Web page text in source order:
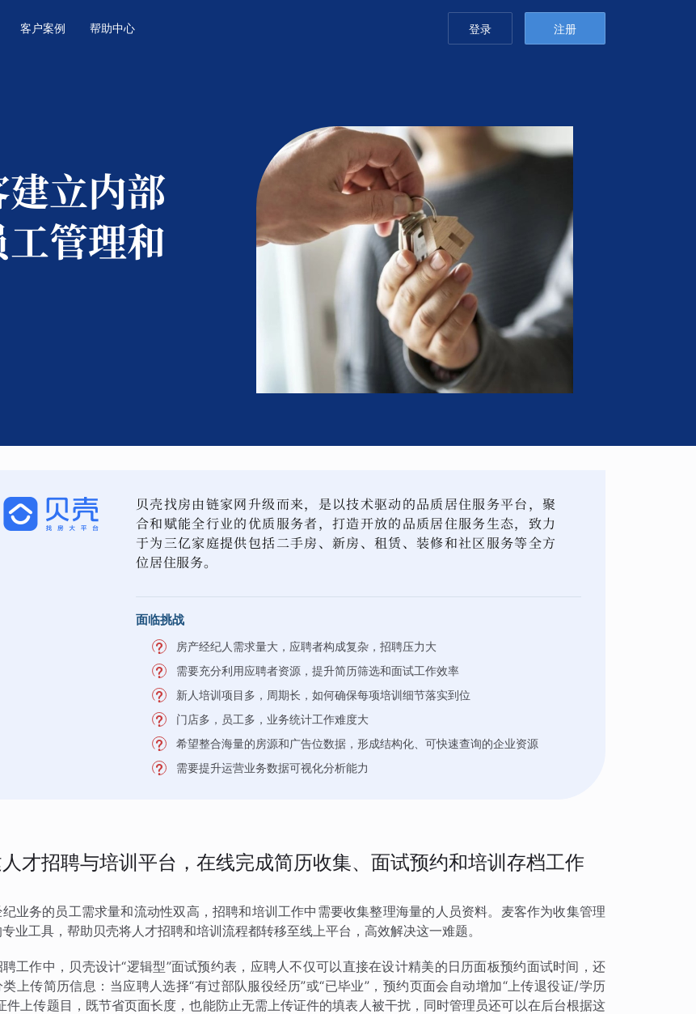
客户案例 帮助中心 登录 注册
立内部
管理和
贝壳找房由链家网升级而来，是以技术驱动的品质居住服务平台，聚
合和赋能全行业的优质服务者，打造开放的品质居住服务生态，致力
于为三亿家庭提供包括二手房、新房、租赁、装修和社区服务等全方
位居住服务。
面临挑战
房产经纪人需求量大，应聘者构成复杂，招聘压力大
需要充分利用应聘者资源，提升简历筛选和面试工作效率
新人培训项目多，周期长，如何确保每项培训细节落实到位
门店多，员工多，业务统计工作难度大
希望整合海量的房源和广告位数据，形成结构化、可快速查询的企业资源
需要提升运营业务数据可视化分析能力
才招聘与培训平台，在线完成简历收集、面试预约和培训存档工作
纪业务的员工需求量和流动性双高，招聘和培训工作中需要收集整理海量的人员资料。麦客作为收集管理
业工具，帮助贝壳将人才招聘和培训流程都转移至线上平台，高效解决这一难题。
聘工作中，贝壳设计“逻辑型”面试预约表，应聘人不仅可以直接在设计精美的日历面板预约面试时间，还
上传简历信息：当应聘人选择“有过部队服役经历”或“已毕业”，预约页面会自动增加“上传退役证/学历
件上传题目，既节省页面长度，也能防止无需上传证件的填表人被干扰，同时管理员还可以在后台根据这